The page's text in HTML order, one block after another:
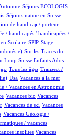
Séjours ECOLOGIS
Séjours nature en Suisse
de handicap / porteur
/ handicapés / handicapées /
Scolaire SPIP Stage
Sur les Traces du
Loup Suisse Enfants Ados
Tous les âges Transect /
Usa Vacances à la mer
/ Vacances en Astronomie
Vacances bio Vacances
Vacances de ski Vacances
Vacances Géologie /
/ vacances
insolites Vacances